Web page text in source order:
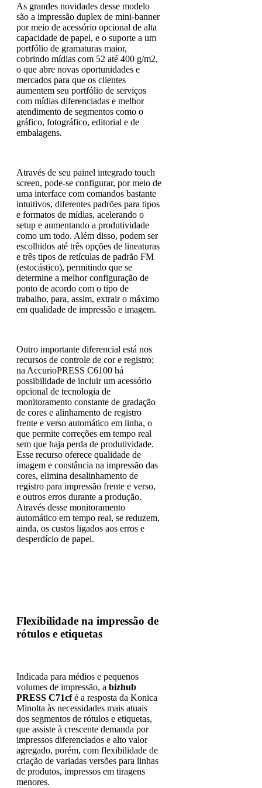
As grandes novidades desse modelo
são a impressão duplex de mini-banner
por meio de acessório opcional de alta
capacidade de papel, e o suporte a um
portfólio de gramaturas maior,
cobrindo mídias com 52 até 400 g/m2,
o que abre novas oportunidades e
mercados para que os clientes
aumentem seu portfólio de serviços
com mídias diferenciadas e melhor
atendimento de segmentos como o
gráfico, fotográfico, editorial e de
embalagens.
Através de seu painel integrado touch
screen, pode-se configurar, por meio de
uma interface com comandos bastante
intuitivos, diferentes padrões para tipos
e formatos de mídias, acelerando o
setup e aumentando a produtividade
como um todo. Além disso, podem ser
escolhidos até três opções de lineaturas
e três tipos de retículas de padrão FM
(estocástico), permitindo que se
determine a melhor configuração de
ponto de acordo com o tipo de
trabalho, para, assim, extrair o máximo
em qualidade de impressão e imagem.
Outro importante diferencial está nos
recursos de controle de cor e registro;
na AccurioPRESS C6100 há
possibilidade de incluir um acessório
opcional de tecnologia de
monitoramento constante de gradação
de cores e alinhamento de registro
frente e verso automático em linha, o
que permite correções em tempo real
sem que haja perda de produtividade.
Esse recurso oferece qualidade de
imagem e constância na impressão das
cores, elimina desalinhamento de
registro para impressão frente e verso,
e outros erros durante a produção.
Através desse monitoramento
automático em tempo real, se reduzem,
ainda, os custos ligados aos erros e
desperdício de papel.
Flexibilidade na impressão de
rótulos e etiquetas
Indicada para médios e pequenos
volumes de impressão, a bizhub
PRESS C71cfé a resposta da Konica
Minolta às necessidades mais atuais
dos segmentos de rótulos e etiquetas,
que assiste à crescente demanda por
impressos diferenciados e alto valor
agregado, porém, com flexibilidade de
criação de variadas versões para linhas
de produtos, impressos em tiragens
menores.